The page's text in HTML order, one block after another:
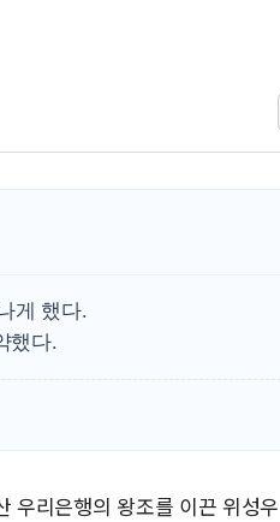
"일
[AI 카
캠코
게 했다.
했다.
우리은행의 왕조를 이끈 위성